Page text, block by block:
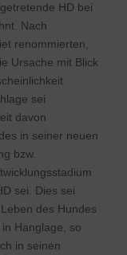
HD bei
Nach
renommierten,
Ursache mit Blick
sei
davon
in seiner neuen
bzw.
sei. Dies sei
des Hundes
Hanglage, so
in seinen